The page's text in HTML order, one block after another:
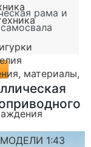
материалы,
1:43
рама и